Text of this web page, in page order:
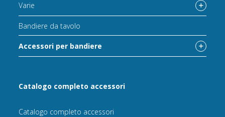
Varie
Bandiere da tavolo
Accessori per bandiere
Catalogo completo accessori
Catalogo completo accessori